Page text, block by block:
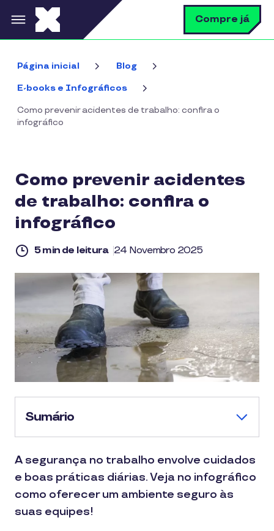
Pular para o conteúdo principal Compre já
Página inicial Blog
E-books e Infográficos
Como prevenir acidentes de trabalho: confira o
infográfico
Como prevenir acidentes
de trabalho: confira o
infográfico
5 min de leitura 24 Novembro 2025
Sumário
A segurança no trabalho envolve cuidados
e boas práticas diárias. Veja no infográfico
como oferecer um ambiente seguro às
suas equipes!